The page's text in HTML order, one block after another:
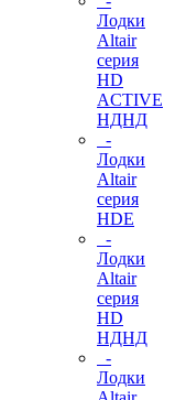
Лодки
Altair
серия
HD
ACTIVE
НДНД
-
Лодки
Altair
серия
HDE
-
Лодки
Altair
серия
HD
НДНД
-
Лодки